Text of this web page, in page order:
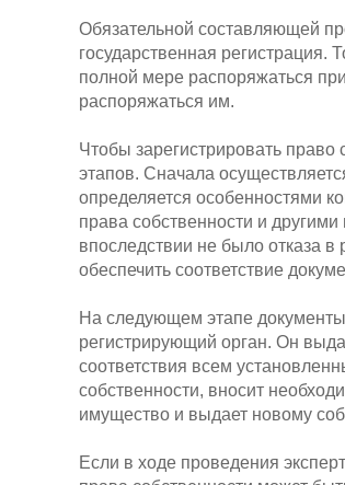
Обязательной составляющей
государственная регистрация.
полной мере распоряжаться
распоряжаться им.
Чтобы зарегистрировать право
этапов. Сначала
определяется особенностями
права собственности и
впоследствии не было отказа в
обеспечить соответствие
На следующем этапе
регистрирующий орган. Он
соответствия всем
собственности, вносит
имущество и выдает новому
Если в ходе проведения